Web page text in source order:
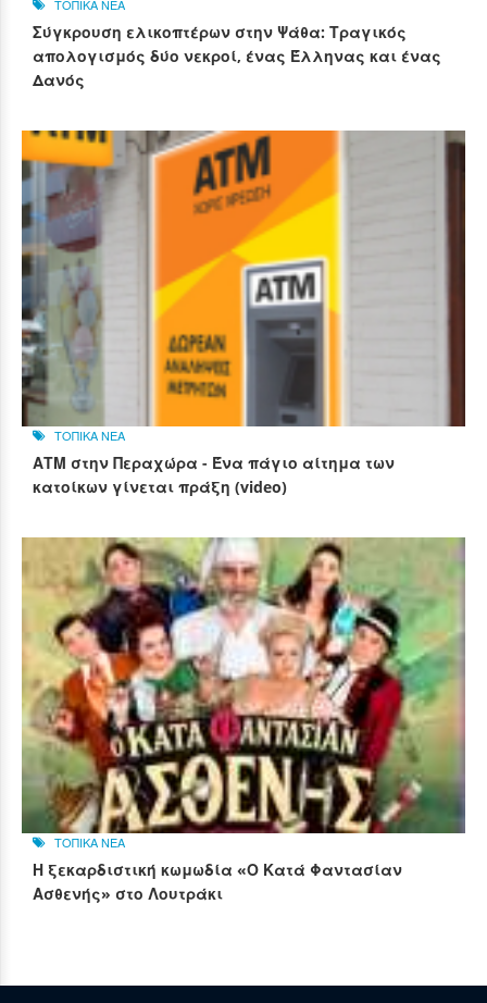
ΤΟΠΙΚΑ ΝΕΑ
Σύγκρουση ελικοπτέρων στην Ψάθα: Τραγικός
απολογισμός δύο νεκροί, ένας Έλληνας και ένας
Δανός
ΤΟΠΙΚΑ ΝΕΑ
ΑΤΜ στην Περαχώρα - Ένα πάγιο αίτημα των
κατοίκων γίνεται πράξη (video)
ΤΟΠΙΚΑ ΝΕΑ
Η ξεκαρδιστική κωμωδία «Ο Κατά Φαντασίαν
Ασθενής» στο Λουτράκι